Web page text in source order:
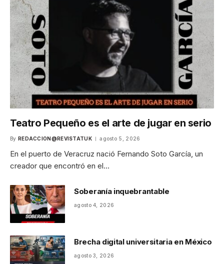
Teatro Pequeño es el arte de jugar en serio
By REDACCION@REVISTATUK agosto 5, 2026
En el puerto de Veracruz nació Fernando Soto García, un
creador que encontró en el…
Soberanía inquebrantable
agosto 4, 2026
Brecha digital universitaria en México
agosto 3, 2026